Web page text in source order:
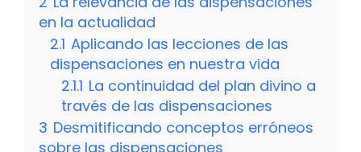
en la actualidad
2.1 Aplicando las lecciones de las
dispensaciones en nuestra vida
2.1.1 La continuidad del plan divino a
través de las dispensaciones
3 Desmitificando conceptos erróneos
sobre las dispensaciones